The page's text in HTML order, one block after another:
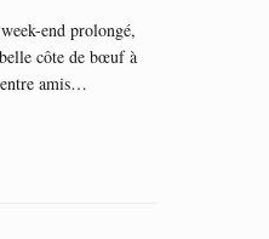
end prolongé,
côte de bœuf à
amis…